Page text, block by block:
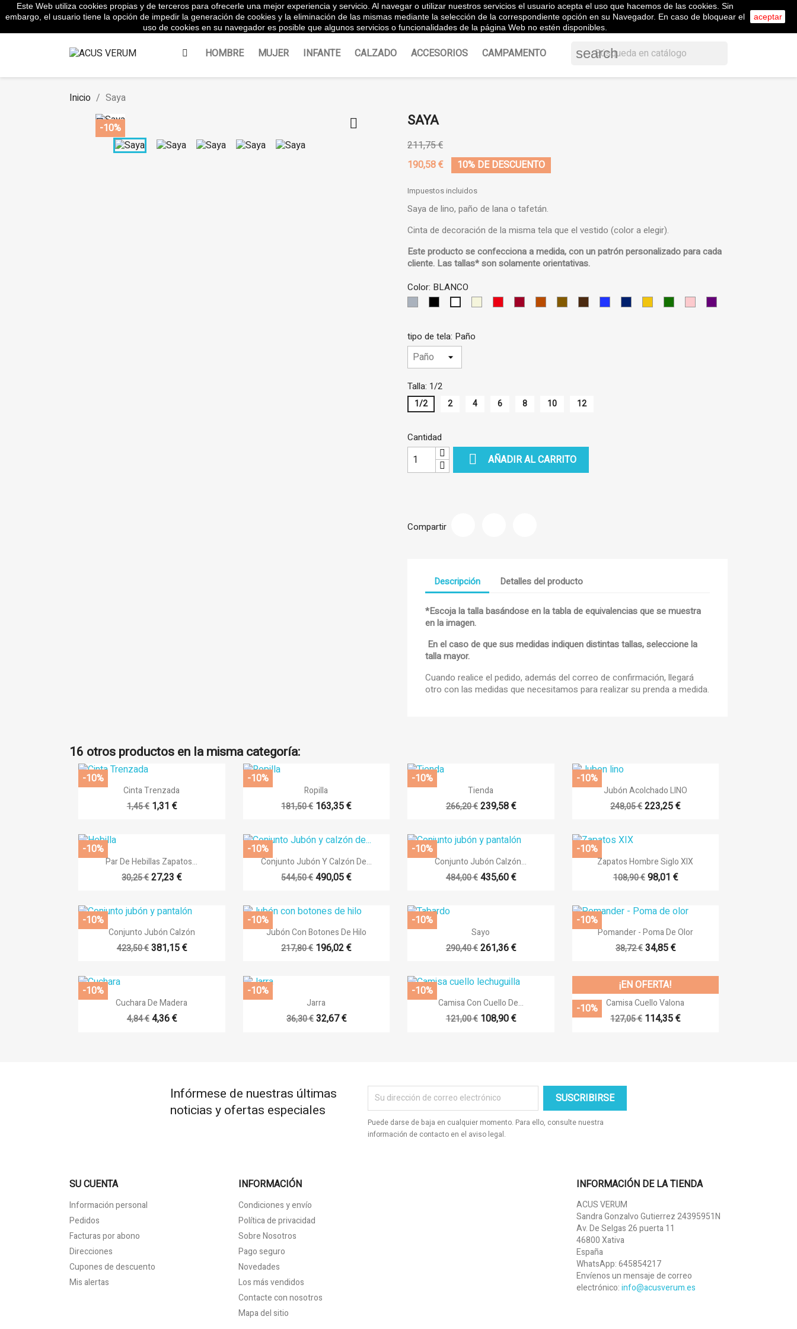
×
×
×
Debe iniciar sesión para guardar productos en su lista de deseos.
WhatsApp:645854217 Español Iniciar sesión shopping_cart
Carrito(0)
HOMBRE MUJER INFANTE CALZADO ACCESORIOS CAMPAMENTO search
Inicio Saya
-10%
  SAYA
211,75 €
190,58 €
10% DE DESCUENTO
Impuestos incluidos
Saya de lino, paño de lana o tafetán.
Cinta de decoración de la misma tela que el vestido (color a elegir).
Este producto se confecciona a medida, con un patrón personalizado para cada
cliente. Las tallas* son solamente orientativas.
Color: BLANCO
tipo de tela: Paño
Talla: 1/2
1/2 2 4 6 8 10 12
Cantidad
 AÑADIR AL CARRITO
Compartir
Descripción Detalles del producto
*Escoja la talla basándose en la tabla de equivalencias que se muestra
en la imagen.
En el caso de que sus medidas indiquen distintas tallas, seleccione la
talla mayor.
Cuando realice el pedido, además del correo de confirmación, llegará
otro con las medidas que necesitamos para realizar su prenda a medida.
16 otros productos en la misma categoría:
 Vista rápida
Cinta Trenzada
1,45 € 1,31 €
-10%
Vista rápida
Ropilla
181,50 € 163,35 €
-10%
Vista rápida
Tienda
266,20 € 239,58 €
-10%
 Vista rápida
Jubón Acolchado LINO
248,05 €223,25 €
-10%
 Vista rápida
Par De Hebillas Zapatos...
30,25 €27,23 €
-10%
 Vista rápida
Conjunto Jubón Y Calzón De...
544,50 €490,05 €
-10%
 Vista rápida
Conjunto Jubón Calzón...
484,00 € 435,60 €
-10%
 Vista rápida
Zapatos Hombre Siglo XIX
108,90 € 98,01 €
-10%
 Vista rápida
Conjunto Jubón Calzón
423,50 € 381,15 €
-10%
 Vista rápida
Jubón Con Botones De Hilo
217,80 € 196,02 €
-10%
Vista rápida
Sayo
290,40 € 261,36 €
-10%
 Vista rápida
Pomander - Poma De Olor
38,72 € 34,85 €
-10%
 Vista rápida
Cuchara De Madera
4,84 € 4,36 €
-10%
Vista rápida
Jarra
36,30 € 32,67 €
-10%
 Vista rápida
Camisa Con Cuello De...
121,00 € 108,90 €
-10%
 Vista rápida
Camisa Cuello Valona
127,05 € 114,35 €
¡EN OFERTA!
-10%
Infórmese de nuestras últimas
noticias y ofertas especiales
Puede darse de baja en cualquier momento. Para ello, consulte nuestra
información de contacto en el aviso legal.
SU CUENTA
Información personal
Pedidos
Facturas por abono
Direcciones
Cupones de descuento
Mis alertas
INFORMACIÓN
Condiciones y envío
Política de privacidad
Sobre Nosotros
Pago seguro
Novedades
Los más vendidos
Contacte con nosotros
Mapa del sitio
INFORMACIÓN DE LA TIENDA
ACUS VERUM
Sandra Gonzalvo Gutierrez 24395951N
Av. De Selgas 26 puerta 11
46800 Xativa
España
WhatsApp:645854217
Envíenos un mensaje de correo
electrónico:info@acusverum.es
Este Web utiliza cookies propias y de terceros para ofrecerle una mejor experiencia y servicio. Al navegar o utilizar nuestros servicios el usuario acepta el uso que hacemos de las cookies. Sin
embargo, el usuario tiene la opción de impedir la generación de cookies y la eliminación de las mismas mediante la selección de la correspondiente opción en su Navegador. En caso de bloquear el
uso de cookies en su navegador es posible que algunos servicios o funcionalidades de la página Web no estén disponibles.
aceptar